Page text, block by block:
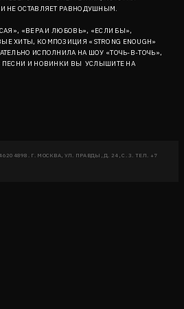
НЕ ОСТАВЛЯЕТ РАВНОДУШНЫМ.
«ВЕРА И ЛЮБОВЬ», «ЕСЛИ БЫ»,
ХИТЫ, КОМПОЗИЦИЯ «STRONG ENOUGH»
ИСПОЛНИЛА НА ШОУ «ТОЧЬ-В-ТОЧЬ»,
ПЕСНИ И НОВИНКИ ВЫ УСЛЫШИТЕ НА
Г. МОСКВА, УЛ. ПРАВДЫ, Д. 24, С. 3. ТЕЛ. +7